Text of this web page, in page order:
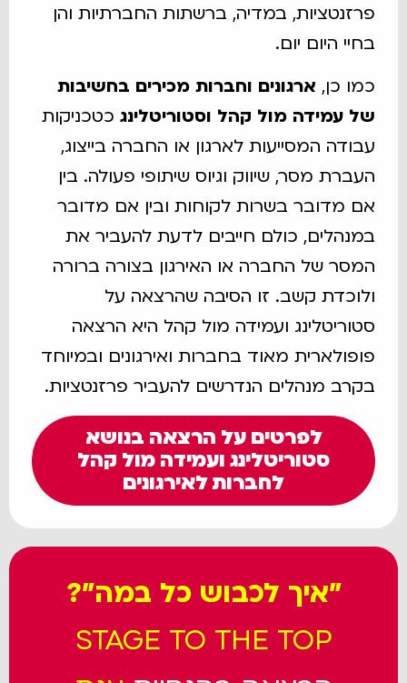
פרזנטציות, במדיה, ברשתות החברתיות והן
בחיי היום יום.
כמו כן, ארגונים וחברות מכירים בחשיבות
של עמידה מול קהל וסטוריטלינג כטכניקות
עבודה המסייעות לארגון או החברה בייצוג,
העברת מסר, שיווק וגיוס שיתופי פעולה. בין
אם מדובר בשרות לקוחות ובין אם מדובר
במנהלים, כולם חייבים לדעת להעביר את
המסר של החברה או האירגון בצורה ברורה
ולוכדת קשב. זו הסיבה שהרצאה על
סטוריטלינג ועמידה מול קהל היא הרצאה
פופולארית מאוד בחברות ואירגונים ובמיוחד
בקרב מנהלים הנדרשים להעביר פרזנטציות.
לפרטים על הרצאה בנושא
סטוריטלינג ועמידה מול קהל
לחברות לאירגונים
"איך לכבוש כל במה”?
STAGE TO THE TOP